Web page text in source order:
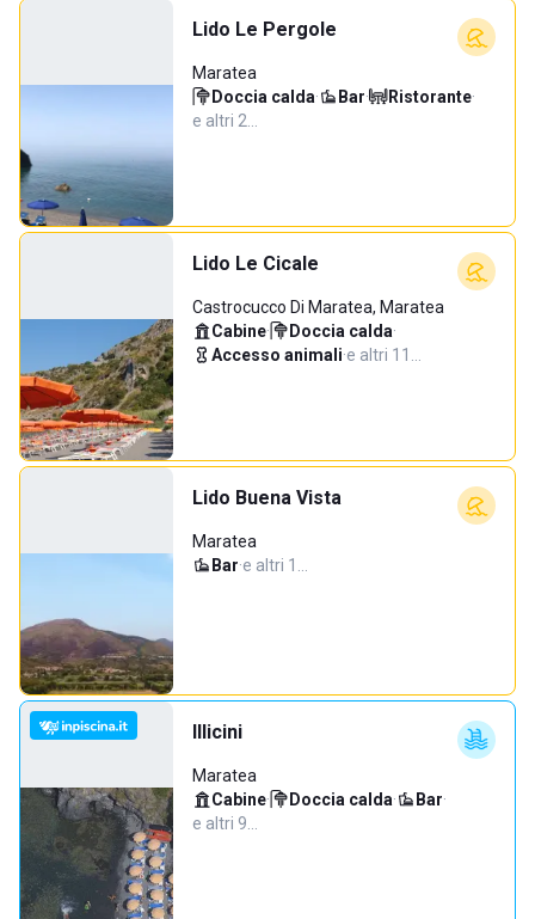
Lido Le Pergole
Maratea
Doccia calda· Bar· Ristorante·
e altri 2…
Lido Le Cicale
Castrocucco Di Maratea, Maratea
Cabine· Doccia calda·
Accesso animali·e altri 11…
Lido Buena Vista
Maratea
Bar·e altri 1…
Illicini
Maratea
Cabine· Doccia calda· Bar·
e altri 9…